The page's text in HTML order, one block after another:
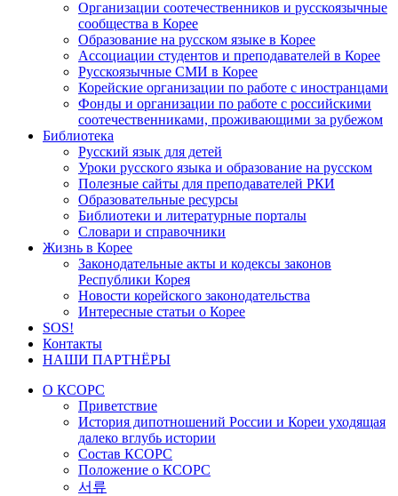
Организации соотечественников и русскоязычные
сообщества в Корее
Образование на русском языке в Корее
Ассоциации студентов и преподавателей в Корее
Русскоязычные СМИ в Корее
Корейские организации по работе с иностранцами
Фонды и организации по работе с российскими
соотечественниками, проживающими за рубежом
Библиотека
Русский язык для детей
Уроки русского языка и образование на русском
Полезные сайты для преподавателей РКИ
Образовательные ресурсы
Библиотеки и литературные порталы
Словари и справочники
Жизнь в Корее
Законодательные акты и кодексы законов
Республики Корея
Новости корейского законодательства
Интересные статьи о Корее
SOS!
Контакты
НАШИ ПАРТНЁРЫ
О КСОРС
Приветствие
История дипотношений России и Кореи уходящая
далеко вглубь истории
Состав КСОРС
Положение о КСОРС
서류